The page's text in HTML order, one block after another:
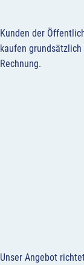
Kunden der
kaufen grundsätzlich
Rechnung.
Unser Angebot